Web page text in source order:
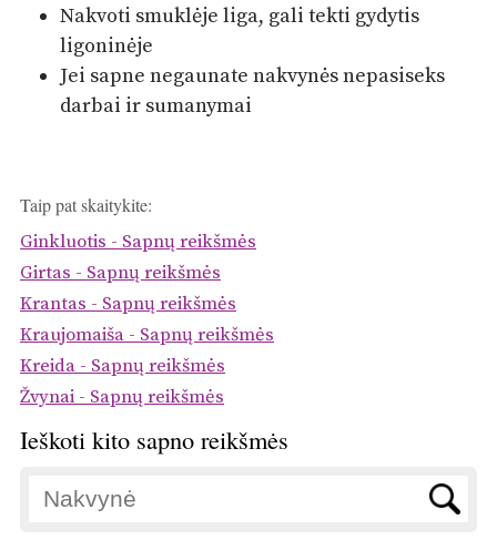
Nakvoti smuklėje liga, gali tekti gydytis
ligoninėje
Jei sapne negaunate nakvynės nepasiseks
darbai ir sumanymai
Taip pat skaitykite:
Ginkluotis - Sapnų reikšmės
Girtas - Sapnų reikšmės
Krantas - Sapnų reikšmės
Kraujomaiša - Sapnų reikšmės
Kreida - Sapnų reikšmės
Žvynai - Sapnų reikšmės
Ieškoti kito sapno reikšmės